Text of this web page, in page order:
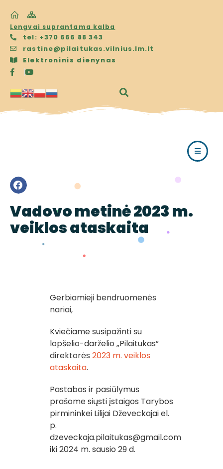
Lengvai suprantama kalba
tel: +370 666 88 343
rastine@pilaitukas.vilnius.lm.lt
Elektroninis dienynas
Vadovo metinė 2023 m.
veiklos ataskaita
Gerbiamieji bendruomenės
nariai,
Kviečiame susipažinti su
lopšelio-darželio „Pilaitukas”
direktorės 2023 m. veiklos
ataskaita.
Pastabas ir pasiūlymus
prašome siųsti įstaigos Tarybos
pirmininkei Lilijai Dževeckajai el.
p.
dzeveckaja.pilaitukas@gmail.com
iki 2024 m. sausio 29 d.